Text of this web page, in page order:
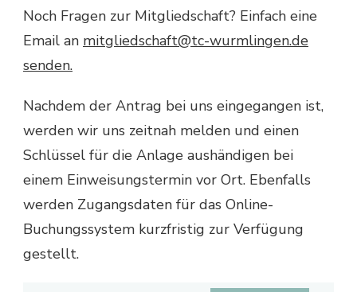
Noch Fragen zur Mitgliedschaft? Einfach eine
Email an mitgliedschaft@tc-wurmlingen.de
senden.
Nachdem der Antrag bei uns eingegangen ist,
werden wir uns zeitnah melden und einen
Schlüssel für die Anlage aushändigen bei
einem Einweisungstermin vor Ort. Ebenfalls
werden Zugangsdaten für das Online-
Buchungssystem kurzfristig zur Verfügung
gestellt.